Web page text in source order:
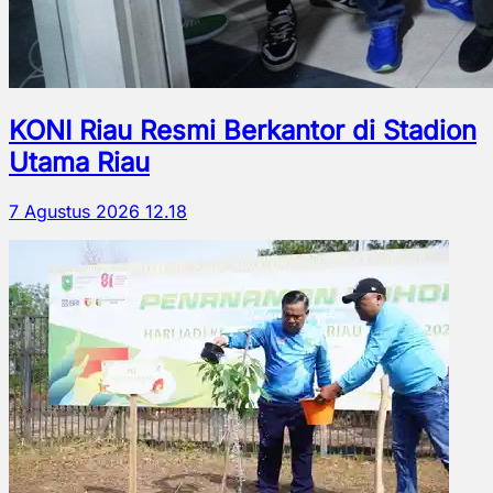
KONI Riau Resmi Berkantor di Stadion
Utama Riau
7 Agustus 2026 12.18